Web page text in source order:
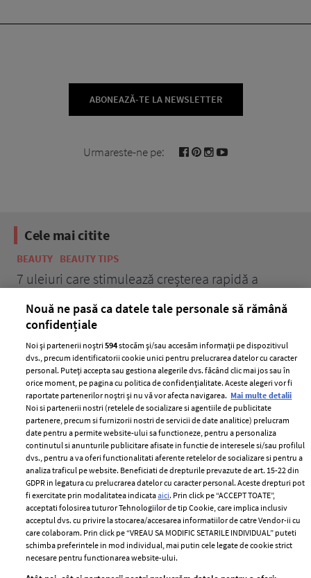
ABONEAZĂ-TE LA NEWSLETTER
Urmareste-ne pe:
Cele mai citite
BEAUTY BEAUTY TIPS
7 uleiuri care stimulează creșterea rapidă a
ELLE Style Awards
2024
Despre ELLE
Romania
Contact
Abonamente
Termeni si conditii
Politica de
confidențialitate
Politica de cookies
Publicitate
Nouă ne pasă ca datele tale personale să rămână
confidențiale
Noi și partenerii noștri594stocăm și/sau accesăm informații pe dispozitivul
dvs., precum identificatorii cookie unici pentru prelucrarea datelor cu caracter
personal. Puteți accepta sau gestiona alegerile dvs. făcând clic mai jos sau în
orice moment, pe pagina cu politica de confidențialitate. Aceste alegeri vor fi
raportate partenerilor noștri și nu vă vor afecta navigarea. Mai multe detalii
Noi si partenerii nostri (retelele de socializare si agentiile de publicitate
partenere, precum si furnizorii nostri de servicii de date analitice) prelucram
date pentru a permite website-ului sa functioneze, pentru a personaliza
continutul si anunturile publicitare afisate in functie de interesele si/sau profilul
dvs., pentru a va oferi functionalitati aferente retelelor de socializare si pentru a
analiza traficul pe website. Beneficiati de drepturile prevazute de art. 15-22 din
GDPR in legatura cu prelucrarea datelor cu caracter personal. Aceste drepturi pot
fi exercitate prin modalitatea indicataaici. Prin click pe “ACCEPT TOATE”,
acceptati folosirea tuturor Tehnologiilor de tip Cookie, care implica inclusiv
acceptul dvs. cu privire la stocarea/accesarea informatiilor de catre Vendor-ii cu
care colaboram. Prin click pe “VREAU SA MODIFIC SETARILE INDIVIDUAL” puteti
schimba preferintele in mod individual, mai putin cele legate de cookie strict
necesare pentru functionarea website-ului.